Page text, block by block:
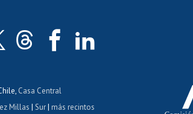
Casa Central
Millas | Sur| más recintos